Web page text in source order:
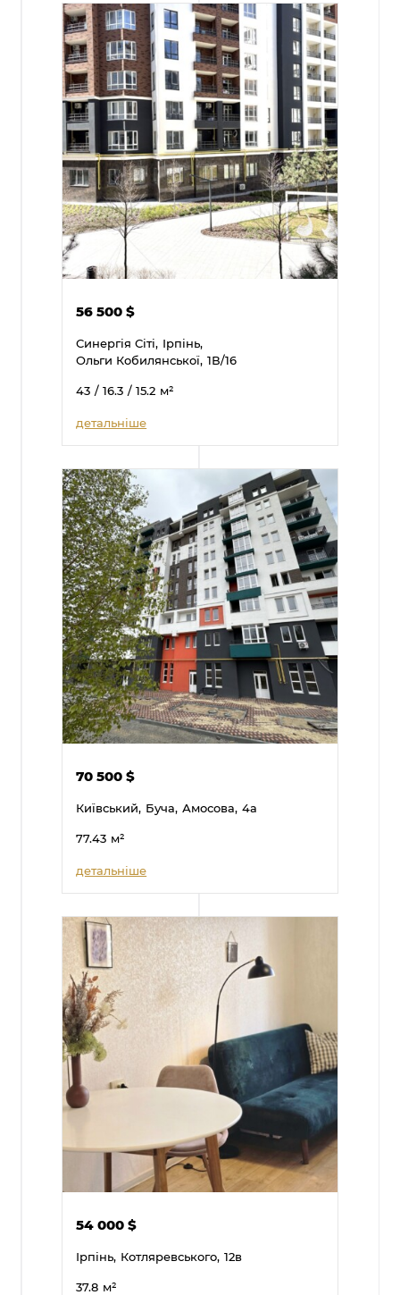
56 500$
Синергія Сіті, Ірпінь,
Ольги Кобилянської, 1В/16
43 / 16.3 / 15.2 м²
детальніше
70 500$
Київський, Буча, Амосова, 4а
77.43 м²
детальніше
54 000$
Ірпінь, Котляревського, 12в
37.8 м²